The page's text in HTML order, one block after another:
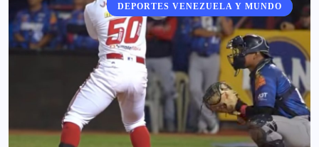
DEPORTES
DEPORTES VENEZUELA Y MUNDO